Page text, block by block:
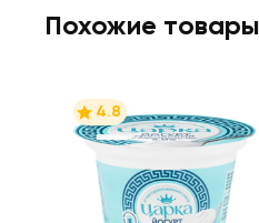
Похожие товары
4.8